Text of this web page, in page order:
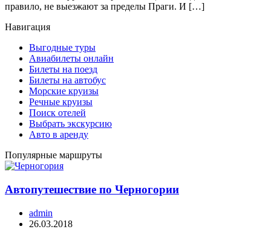
правило, не выезжают за пределы Праги. И […]
Навигация
Выгодные туры
Авиабилеты онлайн
Билеты на поезд
Билеты на автобус
Морские круизы
Речные круизы
Поиск отелей
Выбрать экскурсию
Авто в аренду
Популярные маршруты
Автопутешествие по Черногории
admin
26.03.2018